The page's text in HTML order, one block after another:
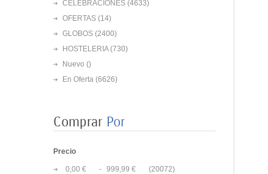
CELEBRACIONES (4633)
OFERTAS (14)
GLOBOS (2400)
HOSTELERIA(730)
Nuevo ()
En Oferta (6626)
Comprar Por
Precio
0,00 € - 999,99 €
(20072)